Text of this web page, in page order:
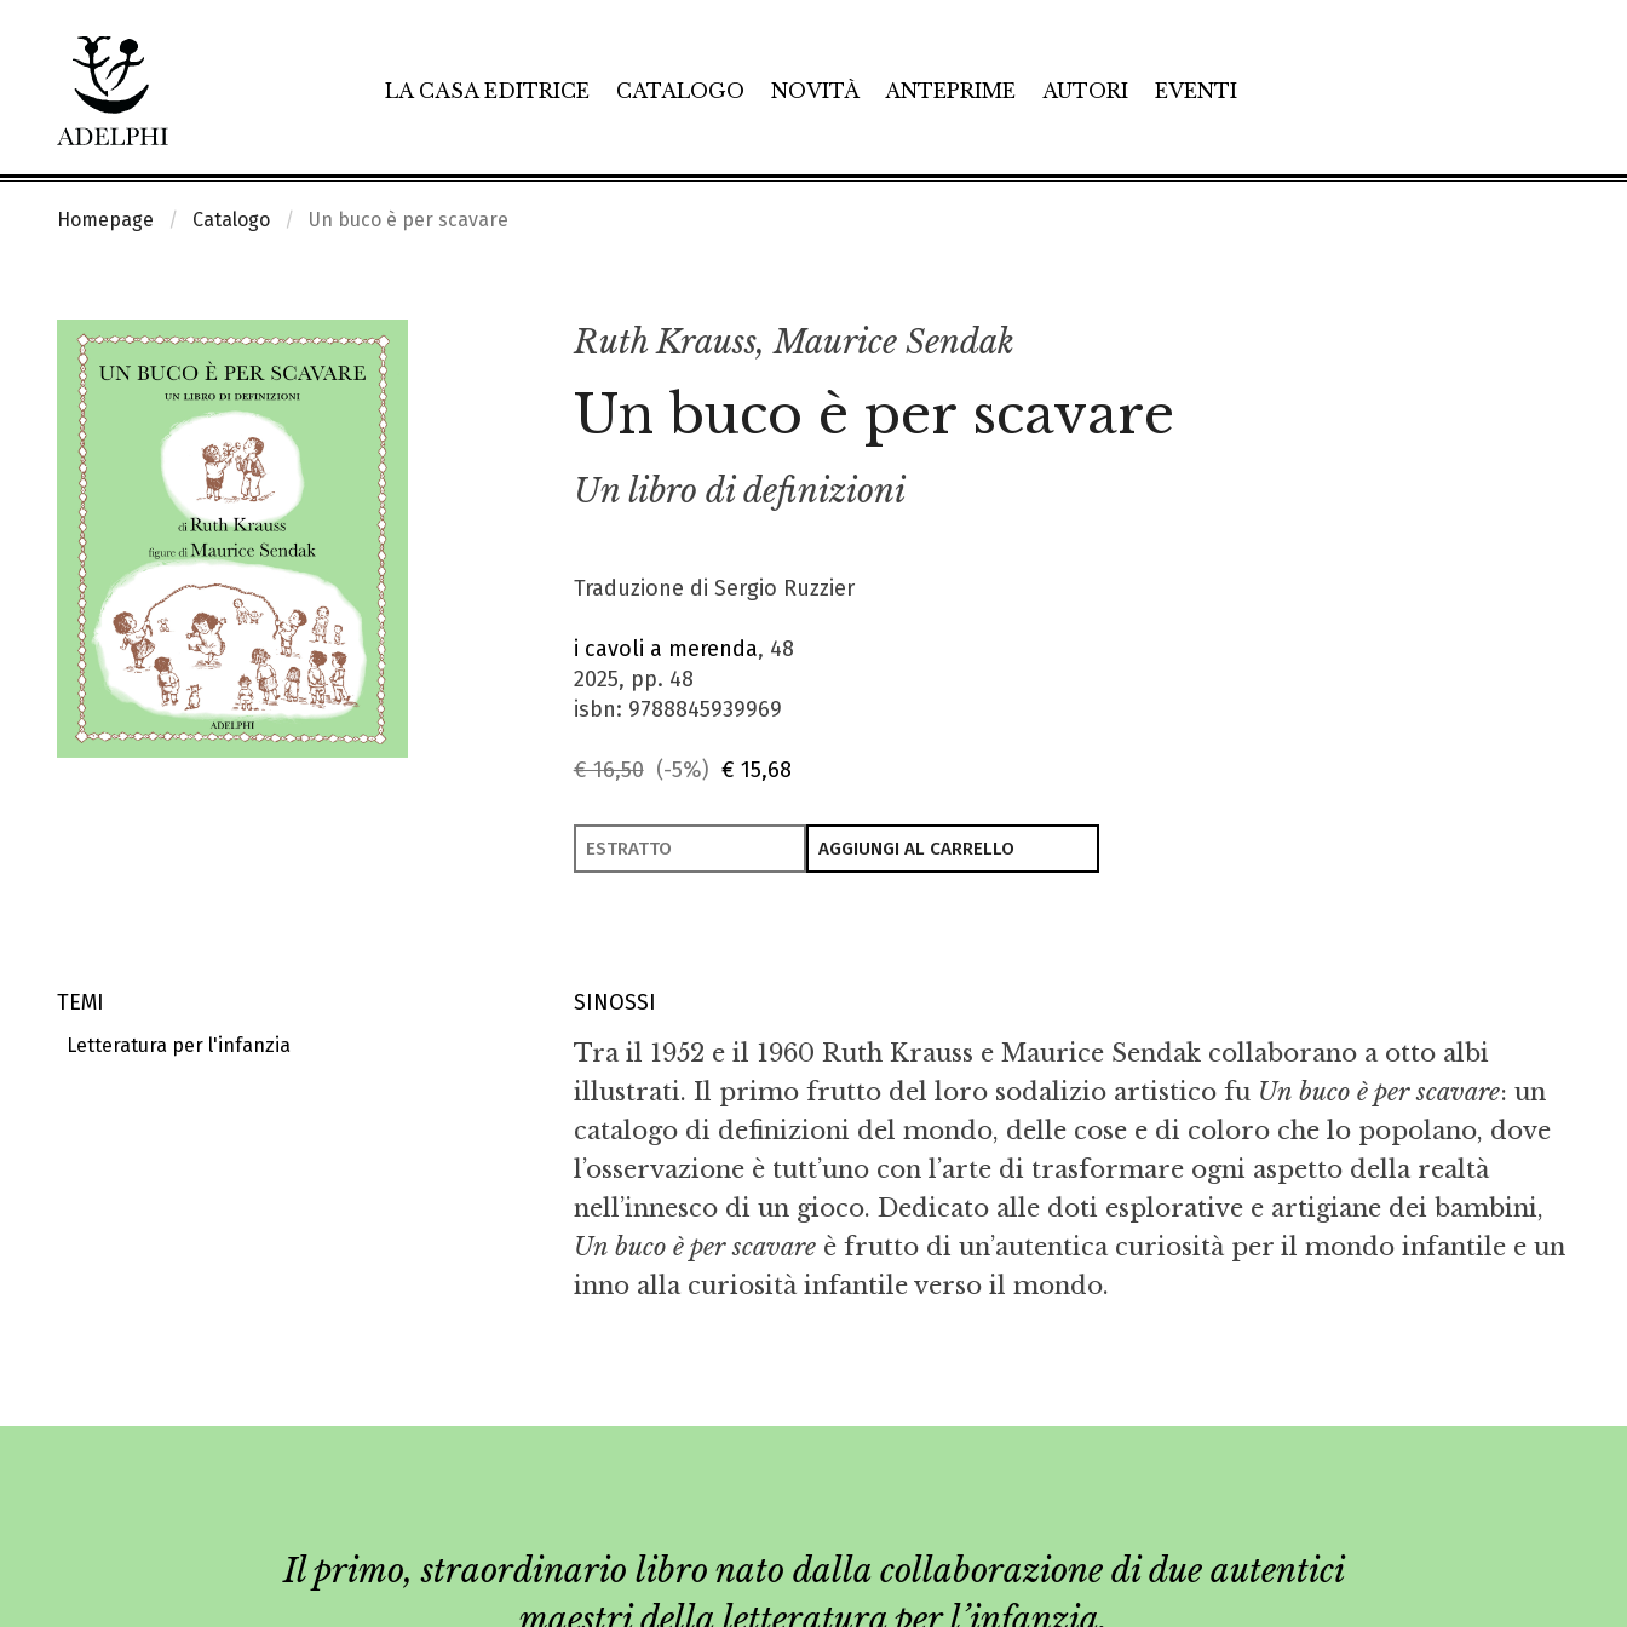
LA CASA EDITRICE CATALOGO NOVITÀ ANTEPRIME AUTORI EVENTI
Homepage Catalogo Un buco è per scavare
Ruth Krauss,Maurice Sendak
Un buco è per scavare
Un libro di definizioni
Traduzione di Sergio Ruzzier
i cavoli a merenda, 48
2025, pp. 48
isbn: 9788845939969
€ 16,50 (-5%) € 15,68
ESTRATTO AGGIUNGI AL CARRELLO
TEMI
Letteratura per l'infanzia
SINOSSI
Tra il 1952 e il 1960 Ruth Krauss e Maurice Sendak collaborano a otto albi
illustrati. Il primo frutto del loro sodalizio artistico fu Un buco è per scavare: un
catalogo di definizioni del mondo, delle cose e di coloro che lo popolano, dove
l’osservazione è tutt’uno con l’arte di trasformare ogni aspetto della realtà
nell’innesco di un gioco. Dedicato alle doti esplorative e artigiane dei bambini,
Un buco è per scavareè frutto di un’autentica curiosità per il mondo infantile e un
inno alla curiosità infantile verso il mondo.
Il primo, straordinario libro nato dalla collaborazione di due autentici